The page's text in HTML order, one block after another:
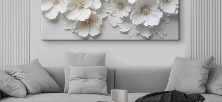
Hind Alates23.00€